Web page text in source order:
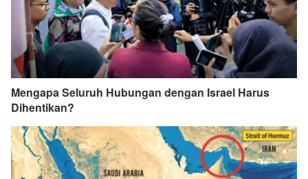
Mengapa Seluruh Hubungan dengan Israel Harus
Dihentikan?